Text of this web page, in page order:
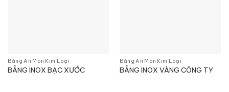
Bảng Ăn Mòn Kim Loại
BẢNG INOX BẠC XƯỚC
Bảng Ăn Mòn Kim Loại
BẢNG INOX VÀNG CÔNG TY